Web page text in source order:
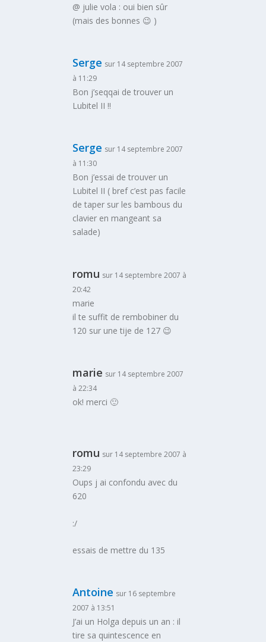
@ julie vola : oui bien sûr
(mais des bonnes 😉 )
Serge sur 14 septembre 2007
à 11:29
Bon j’seqqai de trouver un
Lubitel II !!
Serge sur 14 septembre 2007
à 11:30
Bon j’essai de trouver un
Lubitel II ( bref c’est pas facile
de taper sur les bambous du
clavier en mangeant sa
salade)
romu sur 14 septembre 2007 à
20:42
marie
il te suffit de rembobiner du
120 sur une tije de 127 😉
marie sur 14 septembre 2007
à 22:34
ok! merci 🙂
romu sur 14 septembre 2007 à
23:29
Oups j ai confondu avec du
620
:/
essais de mettre du 135
Antoine sur 16 septembre
2007 à 13:51
J’ai un Holga depuis un an : il
tire sa quintescence en